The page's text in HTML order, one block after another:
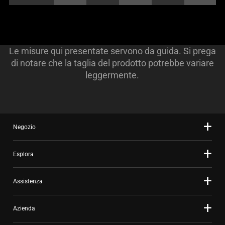
Le misure qui presentate servono da guida. Si prega
di notare che la taglia del prodotto potrebbe variare
leggermente.
Negozio
Esplora
Assistenza
Azienda